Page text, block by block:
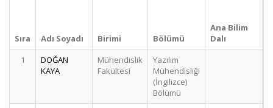
Sıra Adı Soyadı Birimi Bölümü
Ana Bilim
Dalı
1
DOĞAN
KAYA
Mühendislik
Fakültesi
Yazılım
Mühendisliği
(İngilizce)
Bölümü